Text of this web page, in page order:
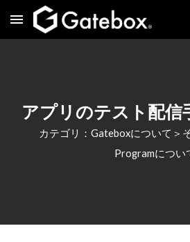
Skip to main content
アプリのテスト配信
カテゴリ：Gateboxについて＞
Programについ